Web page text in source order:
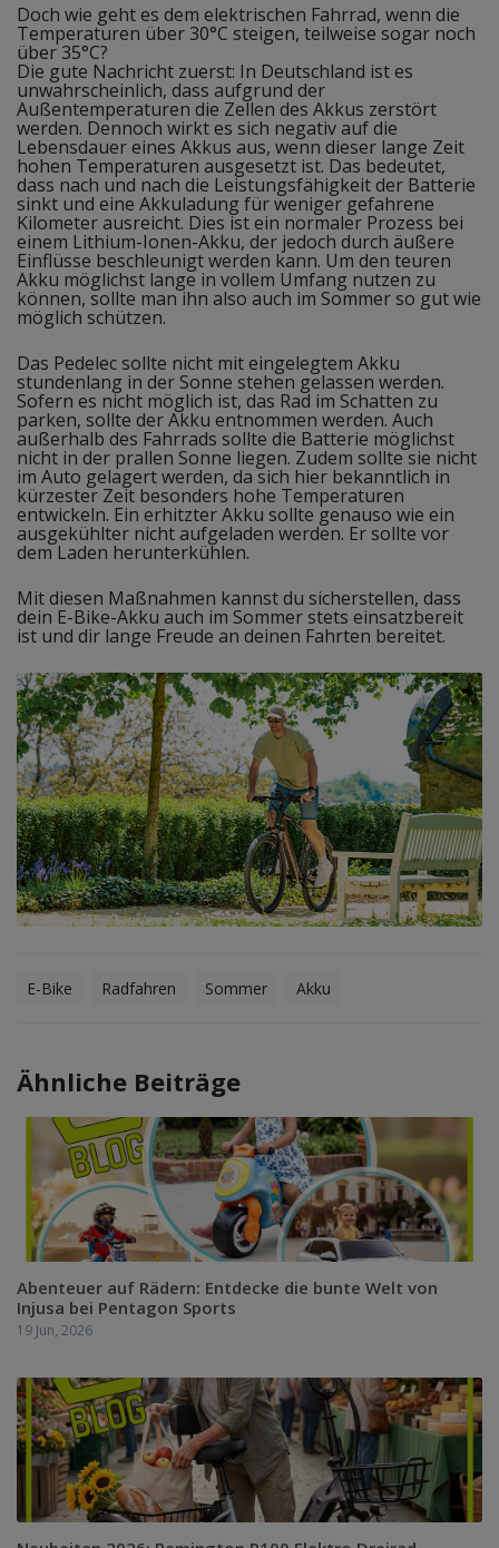
Doch wie geht es dem elektrischen Fahrrad, wenn die
Temperaturen über 30°C steigen, teilweise sogar noch
über 35°C?
Die gute Nachricht zuerst: In Deutschland ist es
unwahrscheinlich, dass aufgrund der
Außentemperaturen die Zellen des Akkus zerstört
werden. Dennoch wirkt es sich negativ auf die
Lebensdauer eines Akkus aus, wenn dieser lange Zeit
hohen Temperaturen ausgesetzt ist. Das bedeutet,
dass nach und nach die Leistungsfähigkeit der Batterie
sinkt und eine Akkuladung für weniger gefahrene
Kilometer ausreicht. Dies ist ein normaler Prozess bei
einem Lithium-Ionen-Akku, der jedoch durch äußere
Einflüsse beschleunigt werden kann. Um den teuren
Akku möglichst lange in vollem Umfang nutzen zu
können, sollte man ihn also auch im Sommer so gut wie
möglich schützen.
Das Pedelec sollte nicht mit eingelegtem Akku
stundenlang in der Sonne stehen gelassen werden.
Sofern es nicht möglich ist, das Rad im Schatten zu
parken, sollte der Akku entnommen werden. Auch
außerhalb des Fahrrads sollte die Batterie möglichst
nicht in der prallen Sonne liegen. Zudem sollte sie nicht
im Auto gelagert werden, da sich hier bekanntlich in
kürzester Zeit besonders hohe Temperaturen
entwickeln. Ein erhitzter Akku sollte genauso wie ein
ausgekühlter nicht aufgeladen werden. Er sollte vor
dem Laden herunterkühlen.
Mit diesen Maßnahmen kannst du sicherstellen, dass
dein E-Bike-Akku auch im Sommer stets einsatzbereit
ist und dir lange Freude an deinen Fahrten bereitet.
E-Bike Radfahren Sommer Akku
Ähnliche Beiträge
Abenteuer auf Rädern: Entdecke die bunte Welt von
Injusa bei Pentagon Sports
19 Jun, 2026